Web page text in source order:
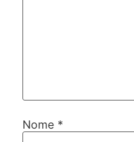
Nome *